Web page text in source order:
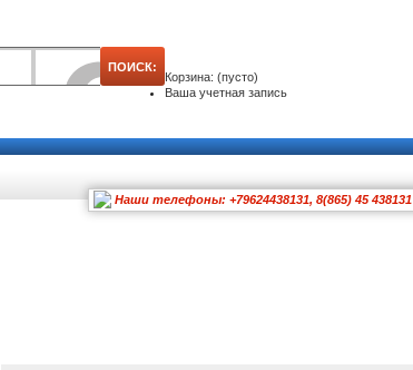
Корзина: (пусто)
Ваша учетная запись
Наши телефоны: +79624438131, 8(865) 45 438131